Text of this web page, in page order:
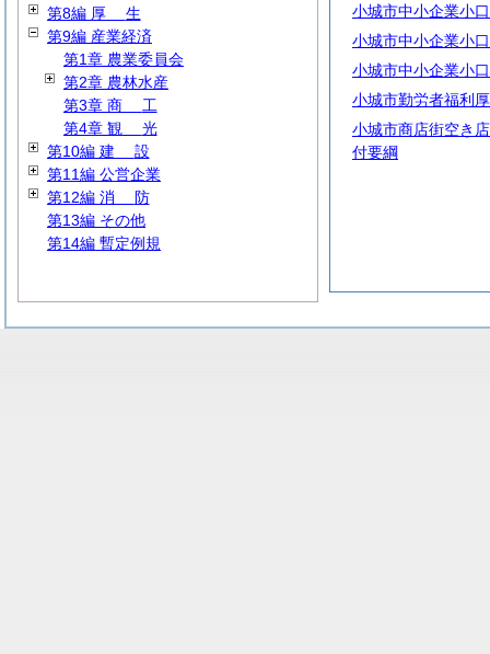
小城市中小企業小
小城市中小企業小
小城市中小企業小
小城市勤労者福利
小城市商店街空き
付要綱
第8編 厚 生
第9編 産業経済
第1章 農業委員会
第2章 農林水産
第3章 商 工
第4章 観 光
第10編 建 設
第11編 公営企業
第12編 消 防
第13編 その他
第14編 暫定例規